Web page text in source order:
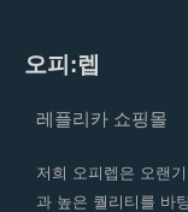
오피:렙
레플리카 쇼핑몰
저희 오피렙은 오랜
과 높은 퀄리티를 바